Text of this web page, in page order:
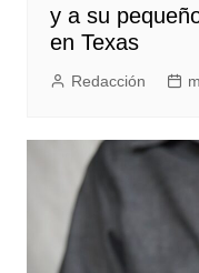
y a su
en Texas
Redacción